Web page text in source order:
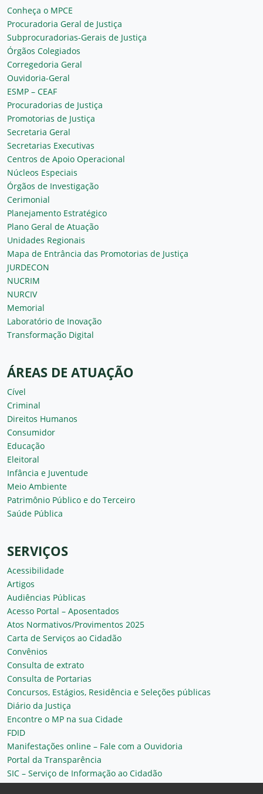
Conheça o MPCE
Procuradoria Geral de Justiça
Subprocuradorias-Gerais de Justiça
Órgãos Colegiados
Corregedoria Geral
Ouvidoria-Geral
ESMP – CEAF
Procuradorias de Justiça
Promotorias de Justiça
Secretaria Geral
Secretarias Executivas
Centros de Apoio Operacional
Núcleos Especiais
Órgãos de Investigação
Cerimonial
Planejamento Estratégico
Plano Geral de Atuação
Unidades Regionais
Mapa de Entrância das Promotorias de Justiça
JURDECON
NUCRIM
NURCIV
Memorial
Laboratório de Inovação
Transformação Digital
ÁREAS DE ATUAÇÃO
Cível
Criminal
Direitos Humanos
Consumidor
Educação
Eleitoral
Infância e Juventude
Meio Ambiente
Patrimônio Público e do Terceiro
Saúde Pública
SERVIÇOS
Acessibilidade
Artigos
Audiências Públicas
Acesso Portal – Aposentados
Atos Normativos/Provimentos 2025
Carta de Serviços ao Cidadão
Convênios
Consulta de extrato
Consulta de Portarias
Concursos, Estágios, Residência e Seleções públicas
Diário da Justiça
Encontre o MP na sua Cidade
FDID
Manifestações online – Fale com a Ouvidoria
Portal da Transparência
SIC – Serviço de Informação ao Cidadão
Plantão MP do Ceará